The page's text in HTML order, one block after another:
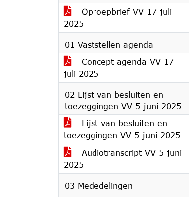
Oproepbrief VV 17 juli
2025
01 Vaststellen agenda
Concept agenda VV 17
juli 2025
02 Lijst van besluiten en
toezeggingen VV 5 juni 2025
Lijst van besluiten en
toezeggingen VV 5 juni 2025
Audiotranscript VV 5 juni
2025
03 Mededelingen